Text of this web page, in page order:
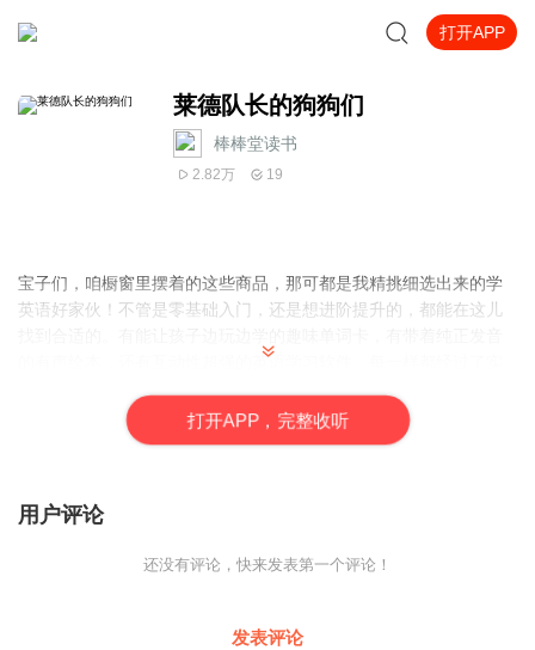
打开APP
莱德队长的狗狗们
棒棒堂读书
2.82万 19
宝子们，咱橱窗里摆着的这些商品，那可都是我精挑细选出来的学
英语好家伙！不管是零基础入门，还是想进阶提升的，都能在这儿
的有声绘本，还有互动性超强的英语学习软件。每一样都经过了实
打开APP，完整收听
用户评论
还没有评论，快来发表第一个评论！
发表评论